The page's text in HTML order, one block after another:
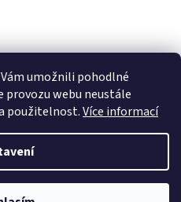
umožnili pohodlné
provozu webu neustále
použitelnost.Více informací
- Eshop. Všechna práva